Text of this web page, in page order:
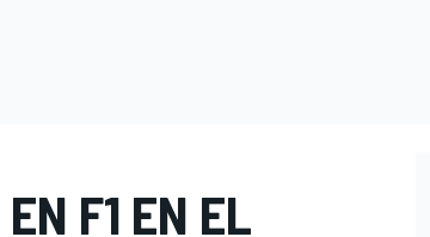
F1 EN EL